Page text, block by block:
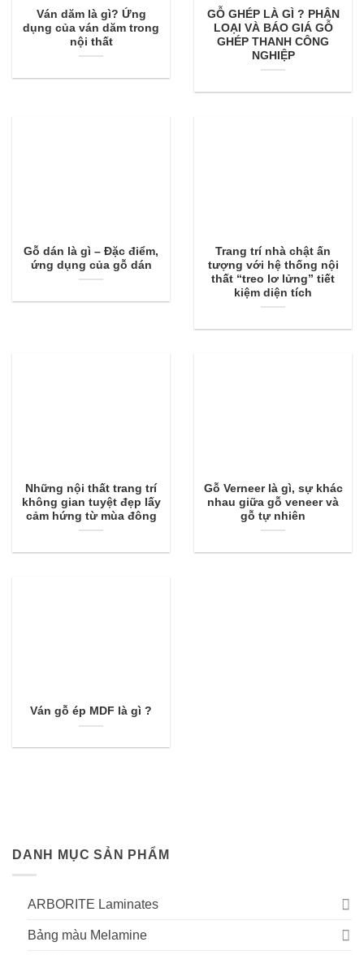
Ván dăm là gì? Ứng
dụng của ván dăm trong
nội thất
GỖ GHÉP LÀ GÌ ? PHÂN
LOẠI VÀ BÁO GIÁ GỖ
GHÉP THANH CÔNG
NGHIỆP
Gỗ dán là gì – Đặc điểm,
ứng dụng của gỗ dán
Trang trí nhà chật ấn
tượng với hệ thống nội
thất “treo lơ lửng” tiết
kiệm diện tích
Những nội thất trang trí
không gian tuyệt đẹp lấy
cảm hứng từ mùa đông
Gỗ Verneer là gì, sự khác
nhau giữa gỗ veneer và
gỗ tự nhiên
Ván gỗ ép MDF là gì ?
DANH MỤC SẢN PHẨM
ARBORITE Laminates
Bảng màu Melamine